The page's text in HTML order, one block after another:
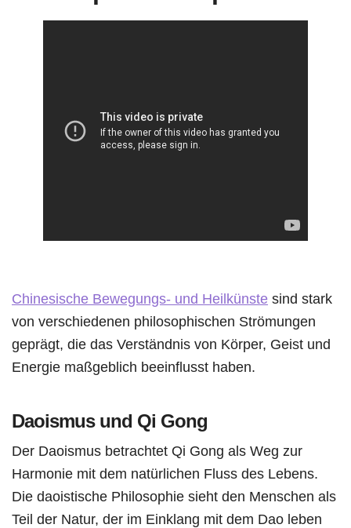
Chinesische Bewegungs- und Heilkünste sind stark
von verschiedenen philosophischen Strömungen
geprägt, die das Verständnis von Körper, Geist und
Energie maßgeblich beeinflusst haben.
Daoismus und Qi Gong
Der Daoismus betrachtet Qi Gong als Weg zur
Harmonie mit dem natürlichen Fluss des Lebens.
Die daoistische Philosophie sieht den Menschen als
Teil der Natur, der im Einklang mit dem Dao leben